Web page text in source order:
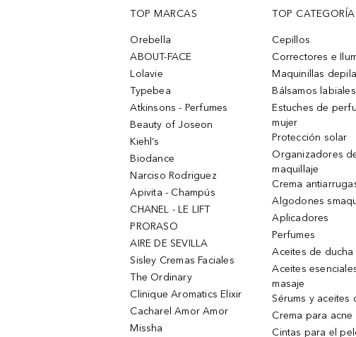
TOP MARCAS
Orebella
ABOUT-FACE
Lolavie
Typebea
Atkinsons - Perfumes
Beauty of Joseon
Kiehl’s
Biodance
Narciso Rodriguez
Apivita - Champús
CHANEL - LE LIFT
PRORASO
AIRE DE SEVILLA
Sisley Cremas Faciales
The Ordinary
Clinique Aromatics Elixir
Cacharel Amor Amor
Missha
TOP
Cepillos
Correctores e
Maquinillas
Bálsamos labiales
Estuches de
mujer
Protección solar
Organizadores
maquillaje
Crema
Algodones
Aplicadores
Perfumes
Aceites de ducha
Aceites
masaje
Sérums y aceites
Crema para acne
Cintas para el